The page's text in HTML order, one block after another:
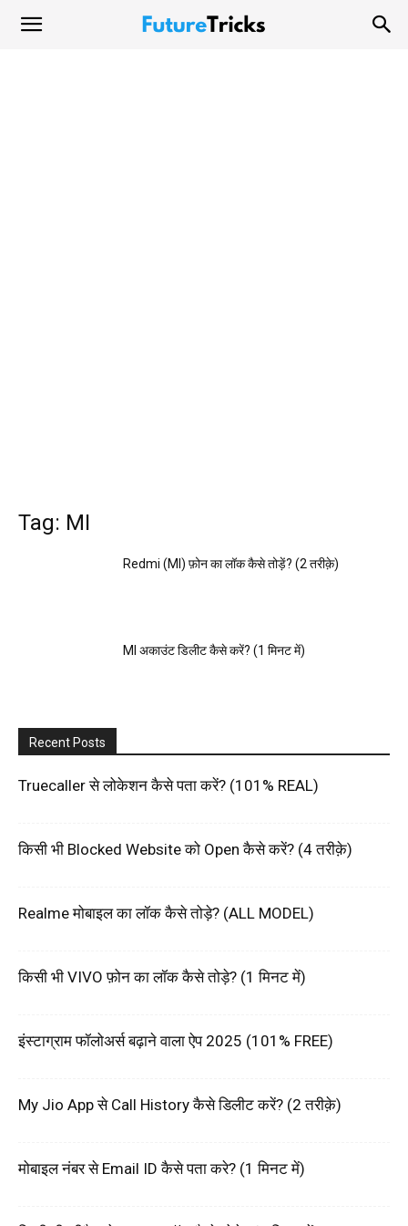
Tag: MI
Redmi (MI) फ़ोन का लॉक कैसे तोड़ें? (2 तरीक़े)
MI अकाउंट डिलीट कैसे करें? (1 मिनट में)
Recent Posts
Truecaller से लोकेशन कैसे पता करें? (101% REAL)
किसी भी Blocked Website को Open कैसे करें? (4 तरीक़े)
Realme मोबाइल का लॉक कैसे तोड़े? (ALL MODEL)
किसी भी VIVO फ़ोन का लॉक कैसे तोड़े? (1 मिनट में)
इंस्टाग्राम फॉलोअर्स बढ़ाने वाला ऐप 2025 (101% FREE)
My Jio App से Call History कैसे डिलीट करें? (2 तरीक़े)
मोबाइल नंबर से Email ID कैसे पता करे? (1 मिनट में)